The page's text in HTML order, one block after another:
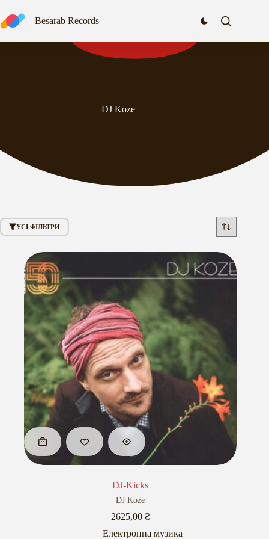
до
вмісту
Besarab Records
DJ Koze
УСІ ФІЛЬТРИ
DJ-Kicks
DJ Koze
2625,00 ₴
Електронна музика